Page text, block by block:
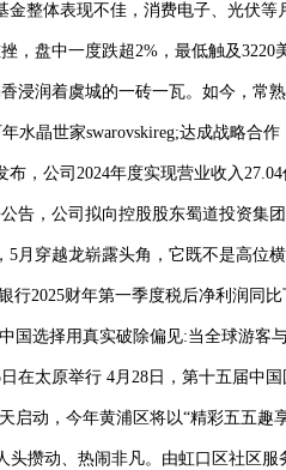
金整体表现不佳，消费电子、光伏
，盘中一度跌超2%，最低触及
浸润着虞城的一砖一瓦。如今，常
水晶世家swarovskireg;达成战略合
布，公司2024年度实现营业收入
告，公司拟向控股股东蜀道投资集
5月穿越龙崭露头角，它既不是高
行2025财年第一季度税后净利润同
国选择用真实破除偏见:当全球游
在太原举行 4月28日，第十五届中
启动，今年黄浦区将以“精彩五五
头攒动、热闹非凡。由虹口区社区